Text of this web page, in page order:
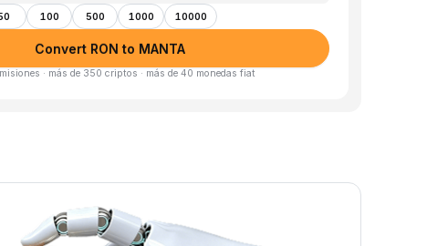
100 500 1000 10000
Convert RON to MANTA
· más de 350 criptos · más de 40 monedas fiat